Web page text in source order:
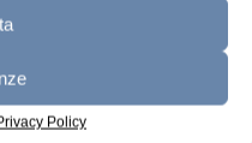
Policy
sulla